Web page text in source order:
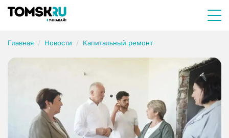
Главная Новости Капитальный ремонт